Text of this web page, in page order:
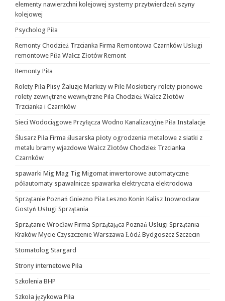
elementy nawierzchni kolejowej systemy przytwierdzeń szyny
kolejowej
Psycholog Piła
Remonty Chodzież Trzcianka Firma Remontowa Czarnków Usługi
remontowe Piła Wałcz Złotów Remont
Remonty Piła
Rolety Piła Plisy Żaluzje Markizy w Pile Moskitiery rolety pionowe
rolety zewnętrzne wewnętrzne Pila Chodzież Wałcz Złotów
Trzcianka i Czarnków
Sieci Wodociągowe Przyłącza Wodno Kanalizacyjne Piła Instalacje
Ślusarz Piła Firma ślusarska płoty ogrodzenia metalowe z siatki z
metalu bramy wjazdowe Wałcz Złotów Chodzież Trzcianka
Czarnków
spawarki Mig Mag Tig Migomat inwertorowe automatyczne
półautomaty spawalnicze spawarka elektryczna elektrodowa
Sprzątanie Poznań Gniezno Piła Leszno Konin Kalisz Inowrocław
Gostyń Usługi Sprzątania
Sprzątanie Wrocław Firma Sprzątająca Poznań Usługi Sprzątania
Kraków Mycie Czyszczenie Warszawa Łódź Bydgoszcz Szczecin
Stomatolog Stargard
Strony internetowe Piła
Szkolenia BHP
Szkoła językowa Piła